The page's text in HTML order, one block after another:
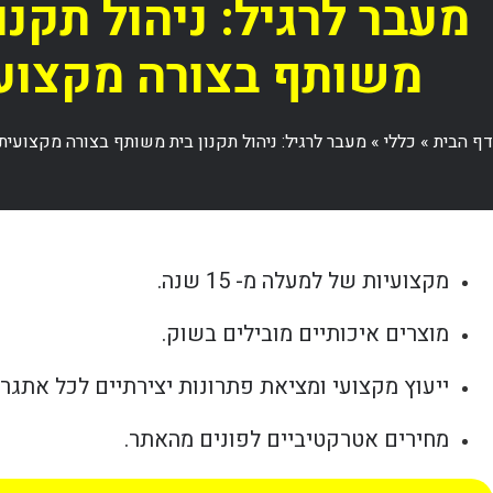
מעבר לרגיל: ניהול
משותף בצורה
דף הבית» כללי » מעבר לרגיל: ניהול תקנון בית משותף בצורה
מקצועיות של למעלה מ- 15 שנה.
מוצרים איכותיים מובילים בשוק.
ייעוץ מקצועי ומציאת פתרונות יצירתיים לכל
מחירים אטרקטיביים לפונים מהאתר.